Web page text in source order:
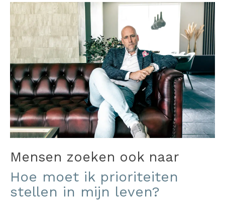
Mensen zoeken ook naar
Hoe moet ik prioriteiten
stellen in mijn leven?